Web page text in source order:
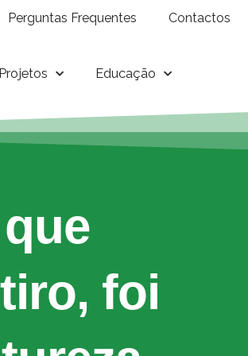
Perguntas Frequentes Contactos
Projetos Educação
foi